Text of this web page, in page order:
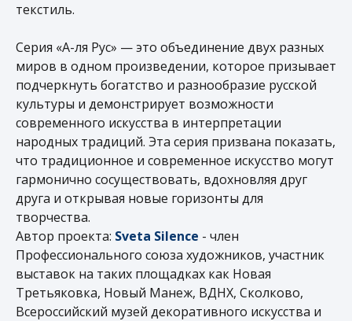
текстиль.
Серия «А-ля Рус» — это объединение двух разных
миров в одном произведении, которое призывает
подчеркнуть богатство и разнообразие русской
культуры и демонстрирует возможности
современного искусства в интерпретации
народных традиций. Эта серия призвана показать,
что традиционное и современное искусство могут
гармонично сосуществовать, вдохновляя друг
друга и открывая новые горизонты для
творчества.
Автор проекта: Sveta Silence - член
Профессионального союза художников, участник
выставок на таких площадках как Новая
Третьяковка, Новый Манеж, ВДНХ, Сколково,
Всероссийский музей декоративного искусства и